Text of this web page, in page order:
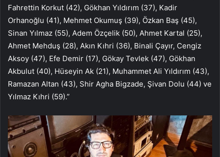
Fahrettin Korkut (42), Gökhan Yıldırım (37), Kadir
Orhanoğlu (41), Mehmet Okumuş (39), Özkan Baş (45),
Sinan Yılmaz (55), Adem Özçelik (50), Ahmet Kartal (25),
Ahmet Mehduş (28), Akın Kıhri (36), Binali Çayır, Cengiz
Aksoy (47), Efe Demir (17), Gökay Tevlek (47), Gökhan
Akbulut (40), Hüseyin Ak (21), Muhammet Ali Yıldırım (43),
Ramazan Altan (43), Shir Agha Bigzade, Şivan Dolu (44) ve
Yılmaz Kıhri (59).”